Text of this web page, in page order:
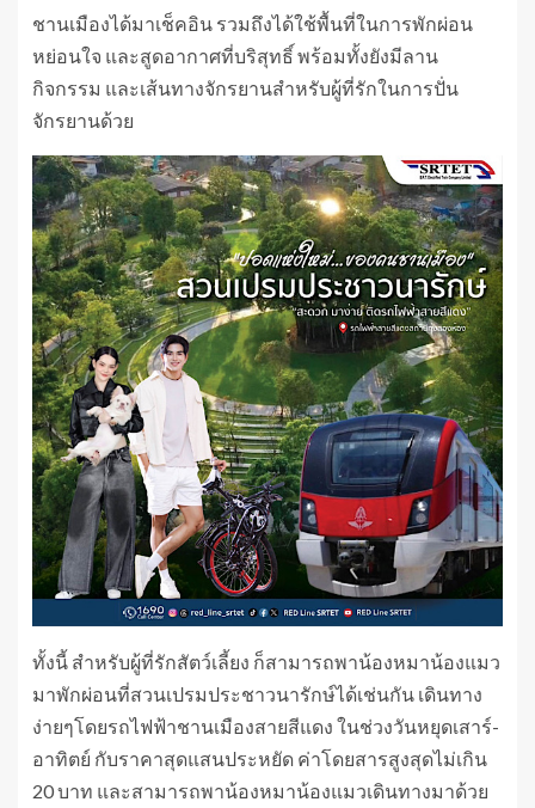
ชานเมืองได้มาเช็คอิน รวมถึงได้ใช้พื้นที่ในการพักผ่อน
หย่อนใจ และสูดอากาศที่บริสุทธิ์ พร้อมทั้งยังมีลาน
กิจกรรม และเส้นทางจักรยานสำหรับผู้ที่รักในการปั่น
จักรยานด้วย
ทั้งนี้ สำหรับผู้ที่รักสัตว์เลี้ยง ก็สามารถพาน้องหมาน้องแมว
มาพักผ่อนที่สวนเปรมประชาวนารักษ์ได้เช่นกัน เดินทาง
ง่ายๆโดยรถไฟฟ้าชานเมืองสายสีแดง ในช่วงวันหยุดเสาร์-
อาทิตย์ กับราคาสุดแสนประหยัด ค่าโดยสารสูงสุดไม่เกิน
20 บาท และสามารถพาน้องหมาน้องแมวเดินทางมาด้วย